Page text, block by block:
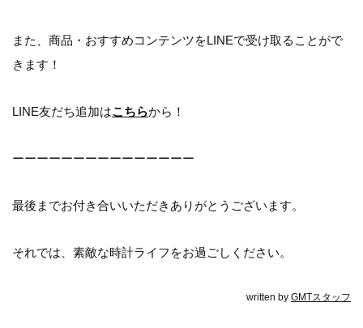
また、商品・おすすめコンテンツをLINEで受け取ることがで
きます！
LINE友だち追加はこちらから！
ーーーーーーーーーーーーーーー
最後までお付き合いいただきありがとうございます。
それでは、素敵な時計ライフをお過ごしください。
written by GMTスタッフ